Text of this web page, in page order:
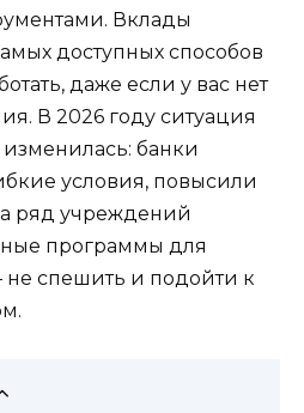
Вклады
доступных способов
даже если у вас нет
В 2026 году ситуация
банки
условия, повысили
ряд учреждений
программы для
не спешить и подойти к